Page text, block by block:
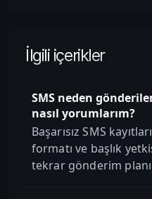
İlgili içerikler
SMS neden
nasıl yorumlarım?
Başarısız SMS
formatı ve başlık
tekrar gönderim